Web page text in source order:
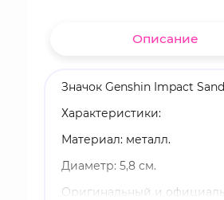
Описание
Значок Genshin Impact
Характеристики:
Материал: металл.
Диаметр: 5,8 см.
Оригинальный и